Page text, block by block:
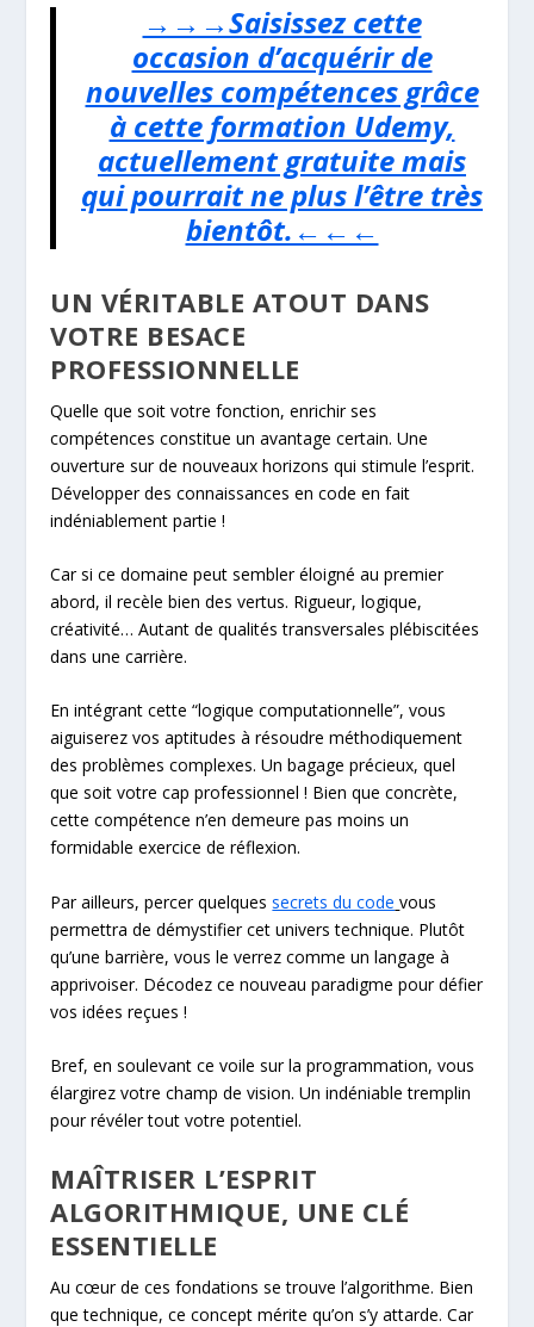
→→→Saisissez cette
occasion d’acquérir de
nouvelles compétences grâce
à cette formation Udemy,
actuellement gratuite mais
qui pourrait ne plus l’être très
bientôt.←←←
UN VÉRITABLE ATOUT DANS
VOTRE BESACE
PROFESSIONNELLE
Quelle que soit votre fonction, enrichir ses
compétences constitue un avantage certain. Une
ouverture sur de nouveaux horizons qui stimule l’esprit.
Développer des connaissances en code en fait
indéniablement partie !
Car si ce domaine peut sembler éloigné au premier
abord, il recèle bien des vertus. Rigueur, logique,
créativité… Autant de qualités transversales plébiscitées
dans une carrière.
En intégrant cette “logique computationnelle”, vous
aiguiserez vos aptitudes à résoudre méthodiquement
des problèmes complexes. Un bagage précieux, quel
que soit votre cap professionnel ! Bien que concrète,
cette compétence n’en demeure pas moins un
formidable exercice de réflexion.
Par ailleurs, percer quelquessecrets du code vous
permettra de démystifier cet univers technique. Plutôt
qu’une barrière, vous le verrez comme un langage à
apprivoiser. Décodez ce nouveau paradigme pour défier
vos idées reçues !
Bref, en soulevant ce voile sur la programmation, vous
élargirez votre champ de vision. Un indéniable tremplin
pour révéler tout votre potentiel.
MAÎTRISER L’ESPRIT
ALGORITHMIQUE, UNE CLÉ
ESSENTIELLE
Au cœur de ces fondations se trouve l’algorithme. Bien
que technique, ce concept mérite qu’on s’y attarde. Car